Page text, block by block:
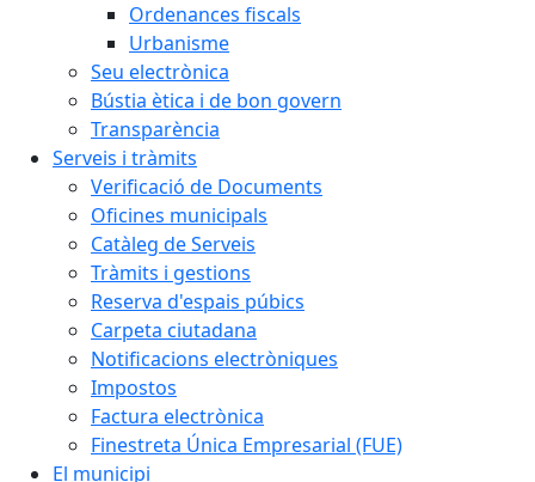
Ordenances fiscals
Urbanisme
Seu electrònica
Bústia ètica i de bon govern
Transparència
Serveis i tràmits
Verificació de Documents
Oficines municipals
Catàleg de Serveis
Tràmits i gestions
Reserva d'espais púbics
Carpeta ciutadana
Notificacions electròniques
Impostos
Factura electrònica
Finestreta Única Empresarial (FUE)
El municipi